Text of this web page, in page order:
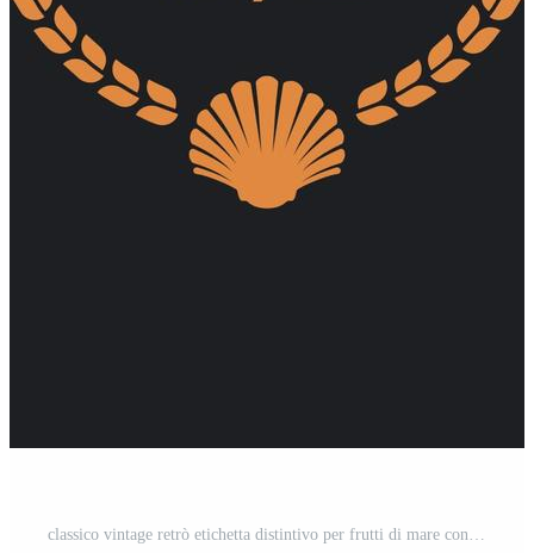
classico vintage retrò etichetta distintivo per frutti di mare conchiglia perla ostrica conchiglia ostrica tellina vongole cozze logo ristorante design ispirazione Vettore Pro